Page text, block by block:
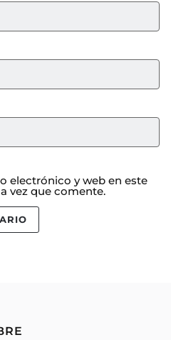
electrónico y web en este
vez que comente.